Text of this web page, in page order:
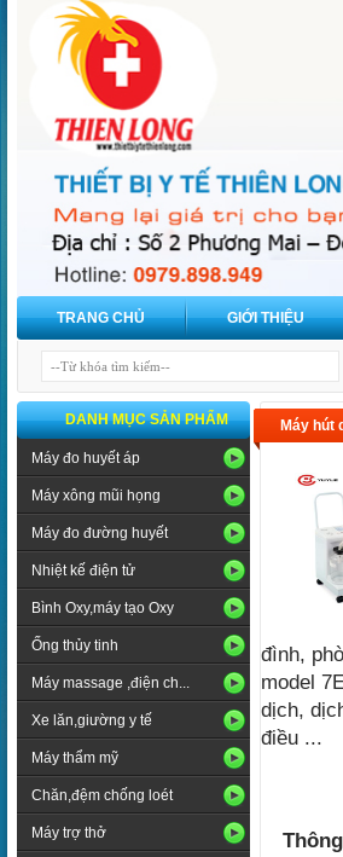
TRANG CHỦ GIỚI THIỆU
DANH MỤC SẢN PHẨM
Máy đo huyết áp
Máy xông mũi họng
Máy đo đường huyết
Nhiệt kế điện tử
Bình Oxy,máy tạo Oxy
Ống thủy tinh
Máy massage ,điện ch...
Xe lăn,giường y tế
Máy thẩm mỹ
Chăn,đệm chống loét
Máy trợ thở
Máy hút
đình,
model
dịch,
điều ...